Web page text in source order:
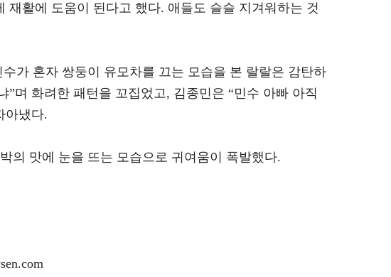
재활에 도움이 된다고 했다. 애들도 슬슬 지겨워하는 것
가 혼자 쌍둥이 유모차를 끄는 모습을 본 랄랄은 감탄하
”며 화려한 패턴을 꼬집었고, 김종민은 “민수 아빠 아직
아냈다.
의 맛에 눈을 뜨는 모습으로 귀여움이 폭발했다.